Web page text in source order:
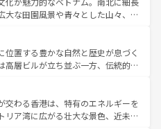
料理が待っている。夜には、韓国な
、韓国の多彩な魅力を心ゆくまで味
わってみてほしい。 なお、新着の韓国情報はコンテンツ一
大な田園風景や青々とした山々、世
が息づく。ハノイの古い町並みやホ
統治時代の建物も、独特の雰囲気を
、バラエティの豊かさとおいしさで
ー、ベトナムコーヒーなどは、ぜ
どの地域を訪れてもあたたかい人々
るので、きっと忘れられない旅にな
位置する豊かな自然と歴史が息づく
高層ビルが立ち並ぶ一方、伝統的な
北部ではチェンマイなどの山岳地
南部ではプーケットやクラビの美し
分を楽しむことができる。タイ料理
交わる香港は、特有のエネルギーを
リア湾に広がる壮大な景色、近未来